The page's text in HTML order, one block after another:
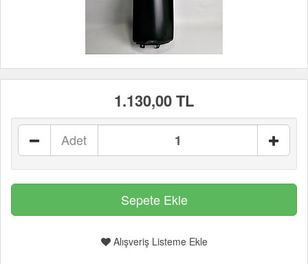
1.130,00 TL
Adet
Alışveriş Listeme Ekle